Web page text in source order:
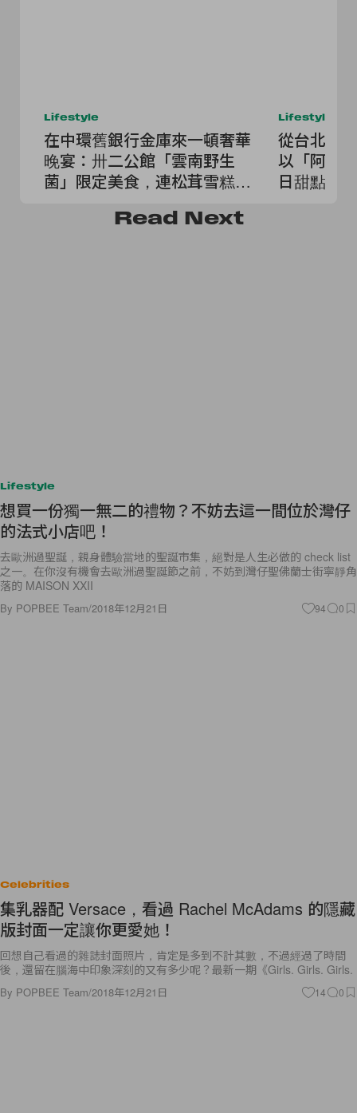
Lifestyle
在中環舊銀行金庫來一頓奢華
晚宴：卅二公館「雲南野生
菌」限定美食，連松茸雪糕都
Lifestyle
從台北到
以「阿里
日甜點快
Read Next
Lifestyle
想買一份獨一無二的禮物？不妨去這一間位於灣仔
的法式小店吧！
去歐洲過聖誕，親身體驗當地的聖誕市集，絕對是人生必做的 check list
之一。在你沒有機會去歐洲過聖誕節之前，不妨到灣仔聖佛蘭士街寧靜角
落的 MAISON XXII
By POPBEE Team/2018年12月21日 94 0
Celebrities
集乳器配 Versace，看過 Rachel McAdams 的隱藏
版封面一定讓你更愛她！
回想自己看過的雜誌封面照片，肯定是多到不計其數，不過經過了時間
後，還留在腦海中印象深刻的又有多少呢？最新一期《Girls. Girls. Girls.
By POPBEE Team/2018年12月21日 14 0